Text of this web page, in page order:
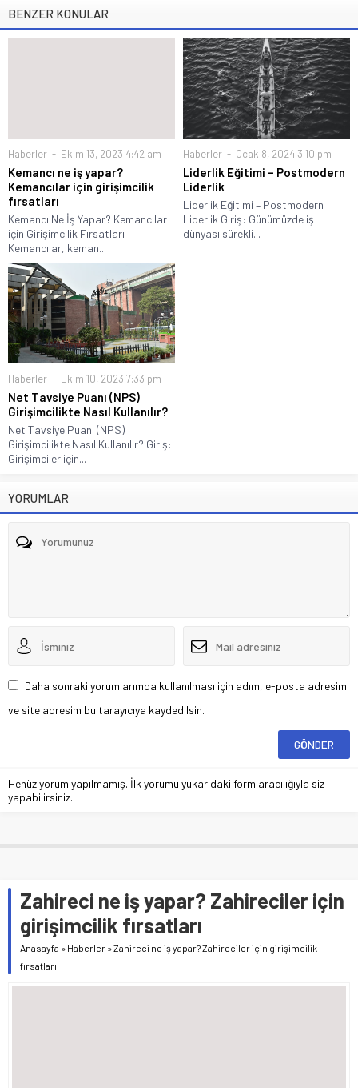
BENZER KONULAR
Haberler Ekim 13, 2023 4:42 am
Kemancı ne iş yapar?
Kemancılar için girişimcilik
fırsatları
Kemancı Ne İş Yapar? Kemancılar
için Girişimcilik Fırsatları
Kemancılar, keman...
Haberler Ocak 8, 2024 3:10 pm
Liderlik Eğitimi – Postmodern
Liderlik
Liderlik Eğitimi – Postmodern
Liderlik Giriş: Günümüzde iş
dünyası sürekli...
Haberler Ekim 10, 2023 7:33 pm
Net Tavsiye Puanı (NPS)
Girişimcilikte Nasıl Kullanılır?
Net Tavsiye Puanı (NPS)
Girişimcilikte Nasıl Kullanılır? Giriş:
Girişimciler için...
YORUMLAR
Daha sonraki yorumlarımda kullanılması için adım, e-posta adresim
ve site adresim bu tarayıcıya kaydedilsin.
Henüz yorum yapılmamış. İlk yorumu yukarıdaki form aracılığıyla siz
yapabilirsiniz.
Zahireci ne iş yapar? Zahireciler için
girişimcilik fırsatları
Anasayfa » Haberler »Zahireci ne iş yapar? Zahireciler için girişimcilik
fırsatları